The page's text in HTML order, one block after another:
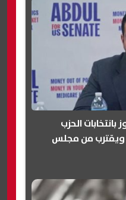
الحزب
ويقترب من مجلس